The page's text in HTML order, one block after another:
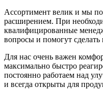
Ассортимент велик и мы
расширением. При
квалифицированные
вопросы и помогут
Для нас очень важен
максимально быстро
постоянно работаем над
и всегда открыты для